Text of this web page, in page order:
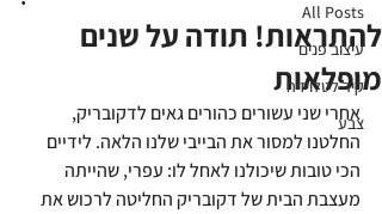
All Posts
עיצוב פנים
קיר לטלויזיה
צבע
להתראות! תודה על שנים
מופלאות
אחרי שני עשורים כהורים גאים לדקובריק,
החלטנו למסור את הבייבי שלנו הלאה. לידיים
הכי טובות שיכולנו לאחל לו: עפרי, שהייתה
מעצבת הבית של דקובריק החליטה לרכוש את